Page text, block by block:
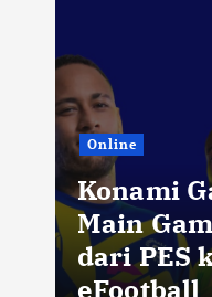
Online
Konami
Main
dari PES
eFootball